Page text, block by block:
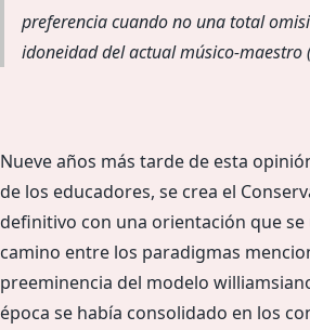
preferencia cuando no una total
idoneidad del actual músico-maestro
Nueve años más tarde de esta
de los educadores, se crea el
definitivo con una orientación que se
camino entre los paradigmas
preeminencia del modelo
época se había consolidado en los